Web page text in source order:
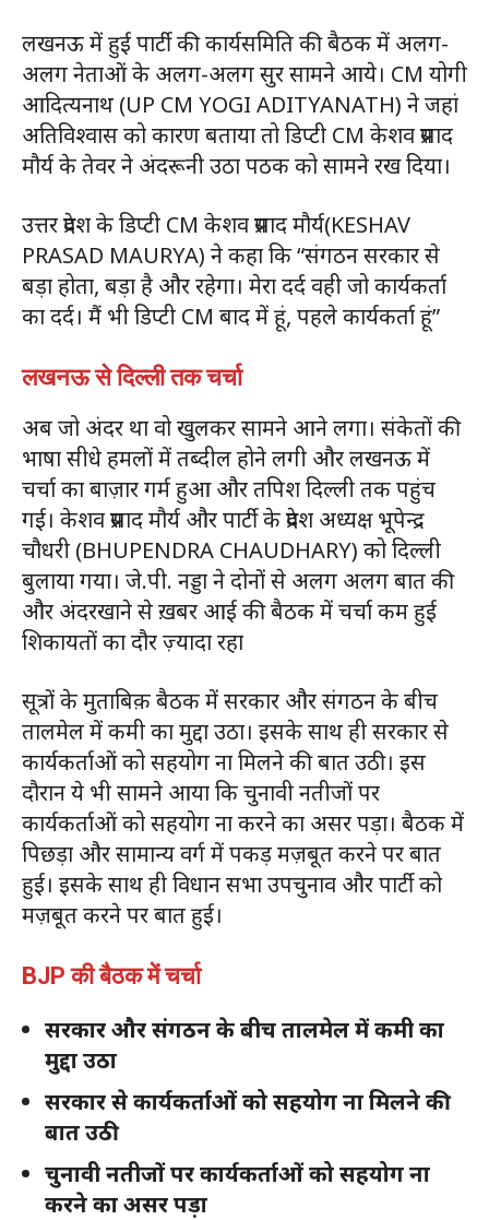
लखनऊ में हुई पार्टी की कार्यसमिति की बैठक में अलग-
अलग नेताओं के अलग-अलग सुर सामने आये। CM योगी
आदित्यनाथ (UP CM YOGI ADITYANATH) ने जहां
अतिविश्वास को कारण बताया तो डिप्टी CM केशव प्रसाद
मौर्य के तेवर ने अंदरूनी उठा पठक को सामने रख दिया।
उत्तर प्रदेश के डिप्टी CM केशव प्रसाद मौर्य(KESHAV
PRASAD MAURYA) ने कहा कि “संगठन सरकार से
बड़ा होता, बड़ा है और रहेगा। मेरा दर्द वही जो कार्यकर्ता
का दर्द। मैं भी डिप्टी CM बाद में हूं, पहले कार्यकर्ता हूं”
लखनऊ से दिल्ली तक चर्चा
अब जो अंदर था वो खुलकर सामने आने लगा। संकेतों की
भाषा सीधे हमलों में तब्दील होने लगी और लखनऊ में
चर्चा का बाज़ार गर्म हुआ और तपिश दिल्ली तक पहुंच
गई। केशव प्रसाद मौर्य और पार्टी के प्रदेश अध्यक्ष भूपेन्द्र
चौधरी (BHUPENDRA CHAUDHARY) को दिल्ली
बुलाया गया। जे.पी. नड्डा ने दोनों से अलग अलग बात की
और अंदरखाने से ख़बर आई की बैठक में चर्चा कम हुई
शिकायतों का दौर ज़्यादा रहा
सूत्रों के मुताबिक़ बैठक में सरकार और संगठन के बीच
तालमेल में कमी का मुद्दा उठा। इसके साथ ही सरकार से
कार्यकर्ताओं को सहयोग ना मिलने की बात उठी। इस
दौरान ये भी सामने आया कि चुनावी नतीजों पर
कार्यकर्ताओं को सहयोग ना करने का असर पड़ा। बैठक में
पिछड़ा और सामान्य वर्ग में पकड़ मज़बूत करने पर बात
हुई। इसके साथ ही विधान सभा उपचुनाव और पार्टी को
मज़बूत करने पर बात हुई।
BJP की बैठक में चर्चा
सरकार और संगठन के बीच तालमेल में कमी का
मुद्दा उठा
सरकार से कार्यकर्ताओं को सहयोग ना मिलने की
बात उठी
चुनावी नतीजों पर कार्यकर्ताओं को सहयोग ना
करने का असर पड़ा